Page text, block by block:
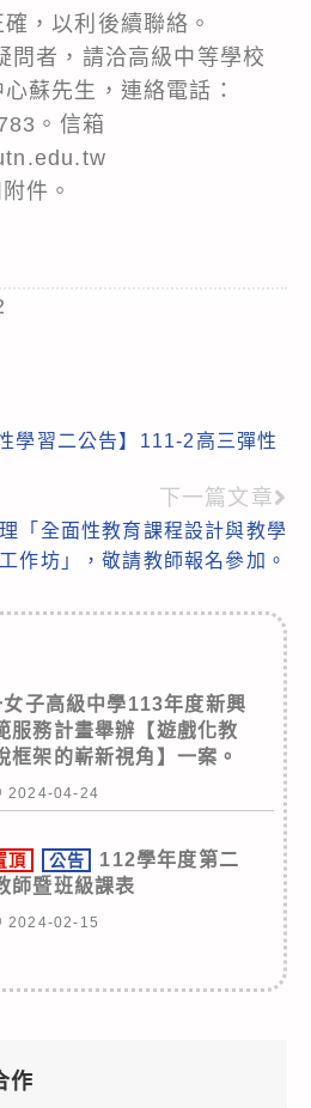
，以利後續聯絡。
問者，請洽高級中等學校
蘇先生，連絡電話：
。信箱
件。
學習二公告】111-2高三彈性
下一篇文章
「全面性教育課程設計與教學
作坊」，敬請教師報名參加。
子高級中學113年度新興
服務計畫舉辦【遊戲化教
框架的嶄新視角】一案。
2024-04-24
頂 公告
112學年度第二
師暨班級課表
2024-02-15
作